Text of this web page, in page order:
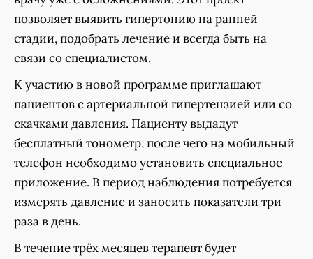
позволяет выявить гипертонию на ранней
стадии, подобрать лечение и всегда быть на
связи со специалистом.
К участию в новой программе приглашают
пациентов с артериальной гипертензией или со
скачками давления. Пациенту выдадут
бесплатный тонометр, после чего на мобильный
телефон необходимо установить специальное
приложение. В период наблюдения потребуется
измерять давление и заносить показатели три
раза в день.
В течение трёх месяцев терапевт будет